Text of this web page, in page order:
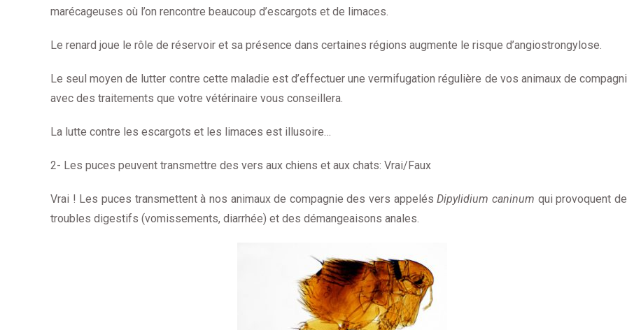
marécageuses où l’on rencontre beaucoup d’escargots et de limaces.
Le renard joue le rôle de réservoir et sa présence dans certaines régions augmente le risque d’angiostrongylose.
Le seul moyen de lutter contre cette maladie est d’effectuer une vermifugation régulière de vos animaux de
avec des traitements que votre vétérinaire vous conseillera.
La lutte contre les escargots et les limaces est illusoire…
2- Les puces peuvent transmettre des vers aux chiens et aux chats: Vrai/Faux
Vrai ! Les puces transmettent à nos animaux de compagnie des vers appelésDipylidium caninum qui provoquent
troubles digestifs (vomissements, diarrhée) et des démangeaisons anales.